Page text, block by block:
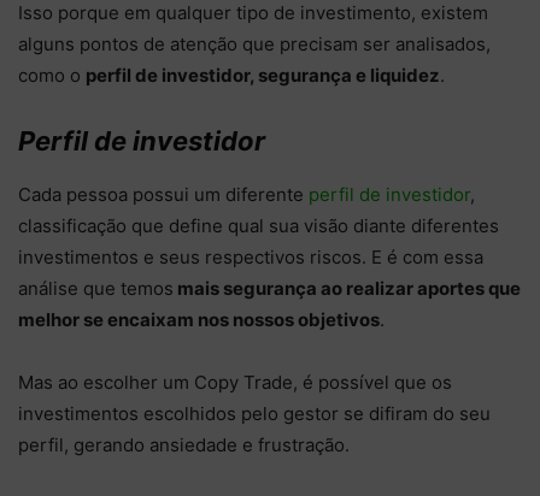
Isso porque em qualquer tipo de investimento, existem
alguns pontos de atenção que precisam ser analisados,
como o perfil de investidor, segurança e liquidez.
Perfil de investidor
Cada pessoa possui um diferente perfil de investidor,
classificação que define qual sua visão diante diferentes
investimentos e seus respectivos riscos. E é com essa
análise que temos mais segurança ao realizar aportes que
melhor se encaixam nos nossos objetivos.
Mas ao escolher um Copy Trade, é possível que os
investimentos escolhidos pelo gestor se difiram do seu
perfil, gerando ansiedade e frustração.